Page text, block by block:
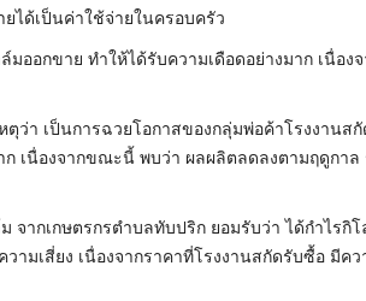
ได้เป็นค่าใช้จ่ายในครอบครัว
มออกขาย ทำให้ได้รับความเดือดอย่างมาก เนื่อ
ตุว่า เป็นการฉวยโอกาสของกลุ่มพ่อค้าโรงงานส
เนื่องจากขณะนี้ พบว่า ผลผลิตลดลงตามฤดูกาล
ากเกษตรกรตำบลทับปริก ยอมรับว่า ได้กำไรกิ
ามเสี่ยง เนื่องจากราคาที่โรงงานสกัดรับซื้อ มีค